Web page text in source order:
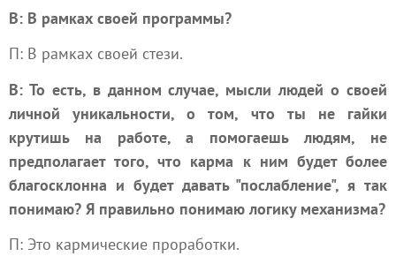
В: В рамках своей программы?
П: В рамках своей стези.
В: То есть, в данном случае, мысли людей о своей
личной уникальности, о том, что ты не гайки
крутишь на работе, а помогаешь людям, не
предполагает того, что карма к ним будет более
благосклонна и будет давать "послабление", я так
понимаю? Я правильно понимаю логику механизма?
П: Это кармические проработки.